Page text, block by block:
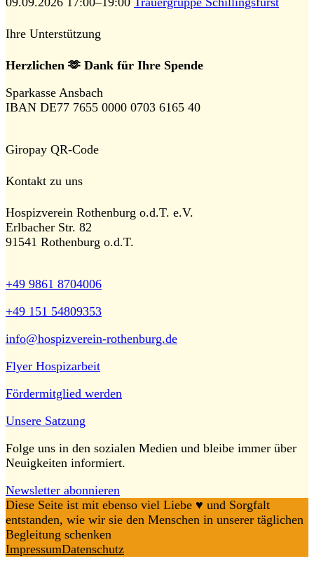
Ihre Unterstützung
Herzlichen 🫶 Dank für Ihre Spende
Sparkasse Ansbach
IBAN DE77 7655 0000 0703 6165 40
Giropay QR-Code
Kontakt zu uns
Hospizverein Rothenburg o.d.T. e.V.
Erlbacher Str. 82
91541 Rothenburg o.d.T.
+49 9861 8704006
+49 151 54809353
info@hospizverein-rothenburg.de
Flyer Hospizarbeit
Fördermitglied werden
Unsere Satzung
Folge uns in den sozialen Medien und bleibe immer über
Neuigkeiten informiert.
Newsletter abonnieren
Diese Seite ist mit ebenso viel Liebe ♥️ und Sorgfalt
entstanden, wie wir sie den Menschen in unserer täglichen
Begleitung schenken
ImpressumDatenschutz